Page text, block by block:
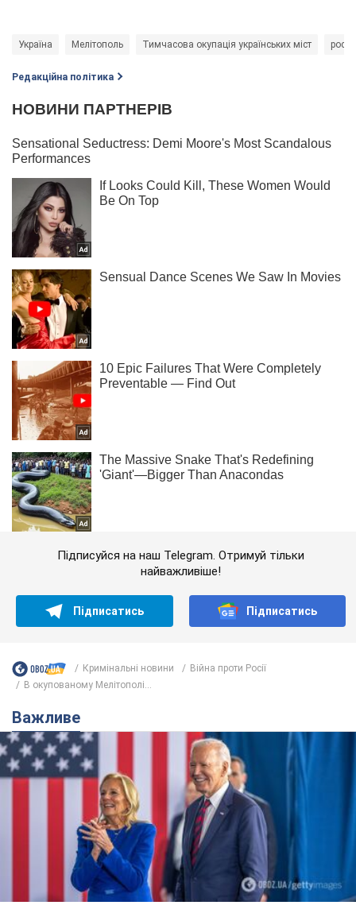
Україна Мелітополь Тимчасова окупація українських міст
Редакційна політика
Підписуйся на наш Telegram. Отримуй тільки
найважливіше!
Підписатись Підписатись
Кримінальні новини
Війна проти Росії
В окупованому Мелітополі...
Важливе